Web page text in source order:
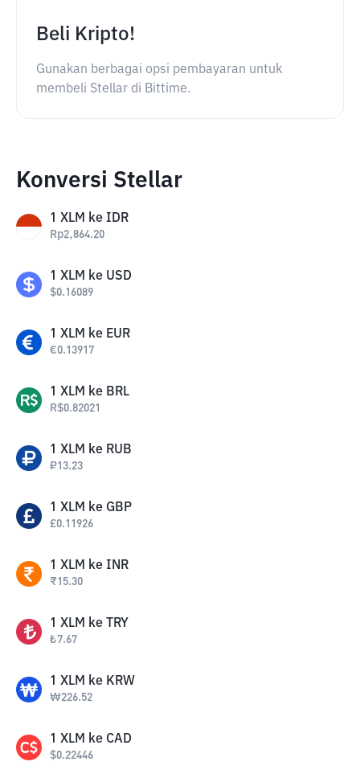
Beli Kripto!
Gunakan berbagai opsi pembayaran untuk
membeli Stellar di Bittime.
Konversi Stellar
1 XLM ke IDR
Rp2,864.20
1 XLM ke USD
$0.16089
1 XLM ke EUR
€0.13917
1 XLM ke BRL
R$0.82021
1 XLM ke RUB
₽13.23
1 XLM ke GBP
£0.11926
1 XLM ke INR
₹15.30
1 XLM ke TRY
₺7.67
1 XLM ke KRW
₩226.52
1 XLM ke CAD
$0.22446